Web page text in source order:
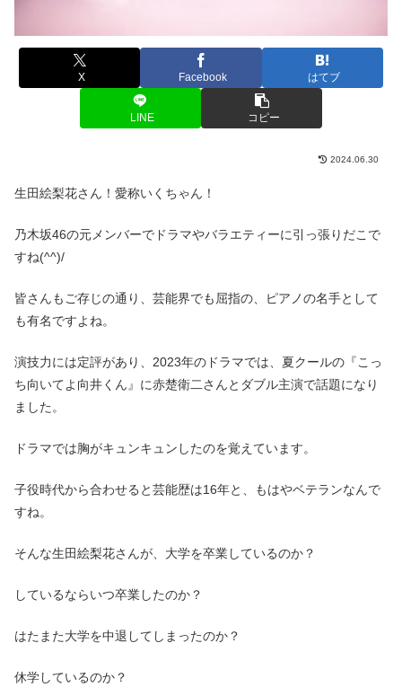
X Facebook はてブ
LINE コピー
2024.06.30
生田絵梨花さん！愛称いくちゃん！
乃木坂46の元メンバーでドラマやバラエティーに引っ張りだこで
すね(^^)/
皆さんもご存じの通り、芸能界でも屈指の、ピアノの名手として
も有名ですよね。
演技力には定評があり、2023年のドラマでは、夏クールの『こっ
ち向いてよ向井くん』に赤楚衛二さんとダブル主演で話題になり
ました。
ドラマでは胸がキュンキュンしたのを覚えています。
子役時代から合わせると芸能歴は16年と、もはやベテランなんで
すね。
そんな生田絵梨花さんが、大学を卒業しているのか？
しているならいつ卒業したのか？
はたまた大学を中退してしまったのか？
休学しているのか？